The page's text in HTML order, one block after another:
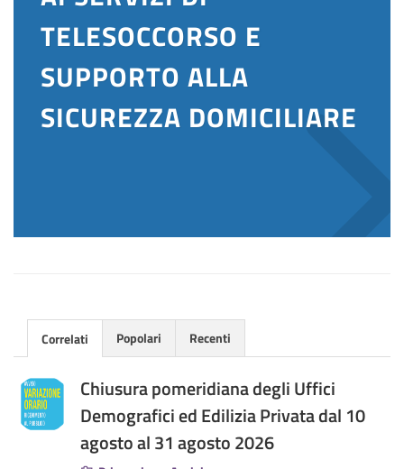
TELESOCCORSO E
SUPPORTO ALLA
SICUREZZA DOMICILIARE
Correlati Popolari Recenti
Chiusura pomeridiana degli Uffici
Demografici ed Edilizia Privata dal 10
agosto al 31 agosto 2026